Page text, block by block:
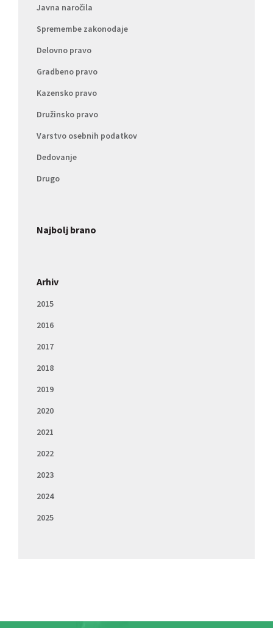
Javna naročila
Spremembe zakonodaje
Delovno pravo
Gradbeno pravo
Kazensko pravo
Družinsko pravo
Varstvo osebnih podatkov
Dedovanje
Drugo
Najbolj brano
Arhiv
2015
2016
2017
2018
2019
2020
2021
2022
2023
2024
2025